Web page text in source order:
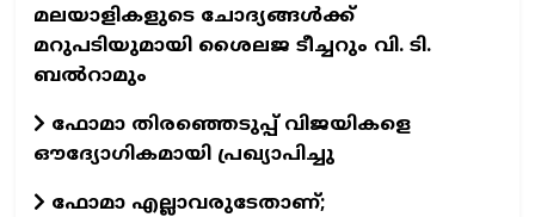
മലയാളികളുടെ ചോദ്യങ്ങൾക്ക്
മറുപടിയുമായി ശൈലജ ടീച്ചറും വി. ടി.
ബൽറാമും
ഫോമാ തിരഞ്ഞെടുപ്പ് വിജയികളെ
ഔദ്യോഗികമായി പ്രഖ്യാപിച്ചു
ഫോമാ എല്ലാവരുടേതാണ്;